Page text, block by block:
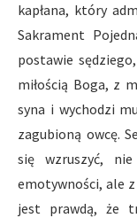
kapłana, który
Sakrament
postawie
miłością Boga, z
syna i wychodzi
zagubioną owcę.
się wzruszyć,
emotywności, ale z
jest prawdą, że